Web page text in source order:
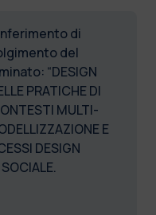
di
del
“DESIGN
PRATICHE DI
MULTI-
E
DESIGN